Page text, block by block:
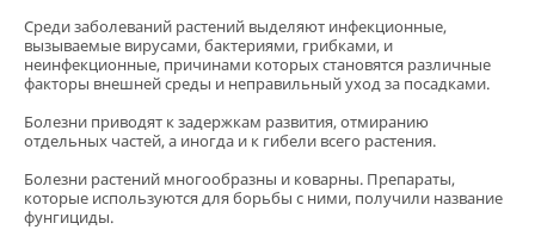
Кора сосны Стандарт
нефракционная, 60 л
5 6 отзывов
560 ₽
В корзину
Среди заболеваний растений выделяют инфекционные,
вызываемые вирусами, бактериями, грибками, и
неинфекционные, причинами которых становятся различные
факторы внешней среды и неправильный уход за посадками.
Болезни приводят к задержкам развития, отмиранию
отдельных частей, а иногда и к гибели всего растения.
Болезни растений многообразны и коварны. Препараты,
которые используются для борьбы с ними, получили название
фунгициды.